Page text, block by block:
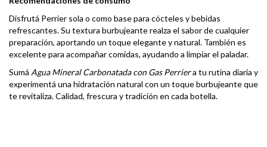
Disfrutá Perrier sola o como base para cócteles y bebidas
refrescantes. Su textura burbujeante realza el sabor de cualquier
preparación, aportando un toque elegante y natural. También es
excelente para acompañar comidas, ayudando a limpiar el paladar.
Sumá Agua Mineral Carbonatada con Gas Perriera tu rutina diaria y
experimentá una hidratación natural con un toque burbujeante que
te revitaliza. Calidad, frescura y tradición en cada botella.